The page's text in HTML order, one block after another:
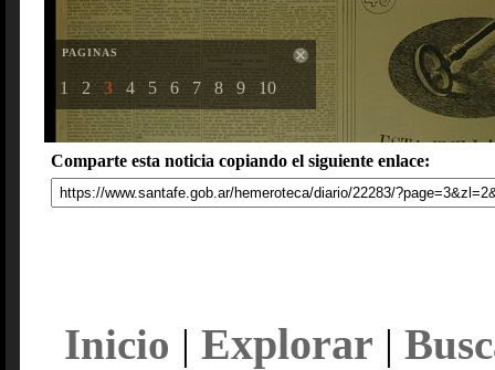
PAGINAS
1 2 3 4 5 6 7 8 9 10
Comparte esta noticia copiando el siguiente enlace:
Inicio | Explorar |